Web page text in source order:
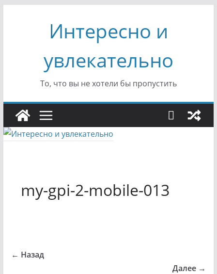
содержимомуИнтересно и
увлекательно
То, что вы не хотели бы пропустить
my-gpi-2-mobile-013
← Назад
Далее →